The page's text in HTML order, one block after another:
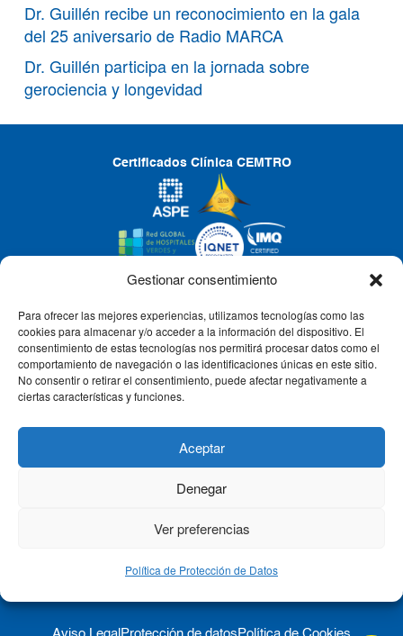
Gestionar consentimiento
Para ofrecer las mejores experiencias, utilizamos tecnologías como las
cookies para almacenar y/o acceder a la información del dispositivo. El
consentimiento de estas tecnologías nos permitirá procesar datos como el
comportamiento de navegación o las identificaciones únicas en este sitio.
No consentir o retirar el consentimiento, puede afectar negativamente a
ciertas características y funciones.
Aceptar
Denegar
Ver preferencias
Política de Protección de Datos
Dr. Guillén recibe un reconocimiento en la gala
del 25 aniversario de Radio MARCA
Dr. Guillén participa en la jornada sobre
gerociencia y longevidad
Certificados Clínica CEMTRO
CLÍNICA CEMTRO
QUIÉNES SOMOS